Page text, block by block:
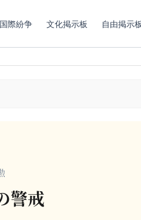
国際紛争 文化掲示板 自由掲示板
警戒